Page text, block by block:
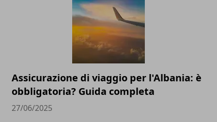
Assicurazione di viaggio per l'Albania: è
obbligatoria? Guida completa
27/06/2025